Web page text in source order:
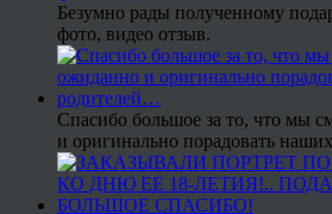
Безумно рады полученному
фото, видео отзыв.
Спасибо большое за то, что мы
и оригинально порадовать